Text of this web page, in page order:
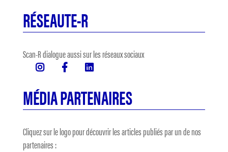
RÉSEAUTE-R
Scan-R dialogue aussi sur les réseaux sociaux
MÉDIA PARTENAIRES
Cliquez sur le logo pour découvrir les articles publiés par un de nos
partenaires :